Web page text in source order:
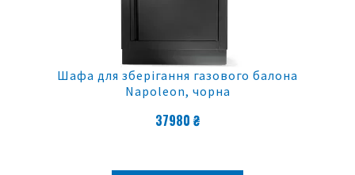
Шафа для зберігання газового балона
Napoleon, чорна
37980 ₴